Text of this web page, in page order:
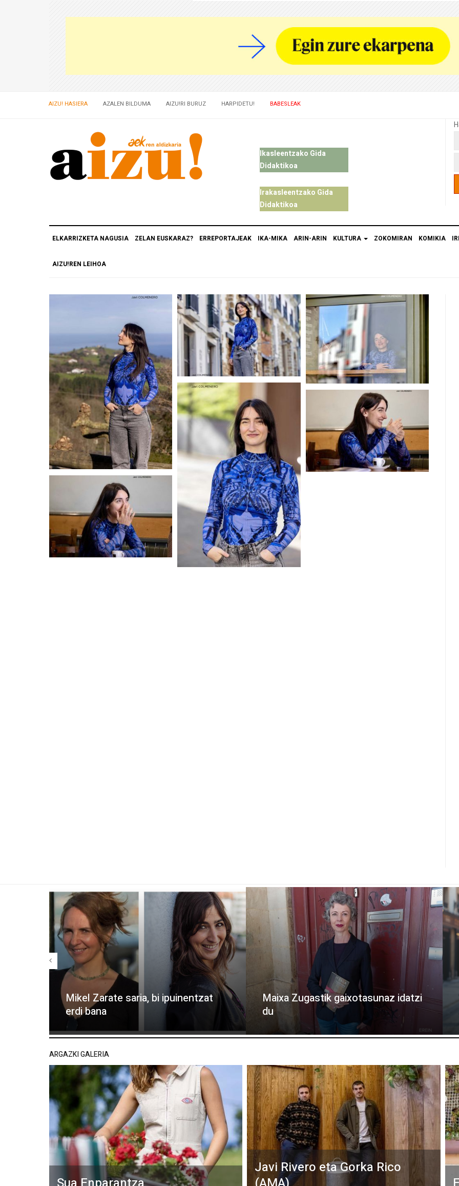
AIZU! HASIERA AZALEN BILDUMA AIZU!RI BURUZ HARPIDETU! BABESLEAK
Ikasleentzako Gida
Didaktikoa
Irakasleentzako Gida
Didaktikoa
ELKARRIZKETA NAGUSIA ZELAN EUSKARAZ? ERREPORTAJEAK IKA-MIKA ARIN-ARIN KULTURA ZOKOMIRAN KOMIKIA
AIZU!REN LEIHOA
Mikel Zarate saria, bi ipuinentzat
erdi bana
Maixa Zugastik gaixotasunaz idatzi
du
ARGAZKI GALERIA
Javi Rivero eta Gorka Rico